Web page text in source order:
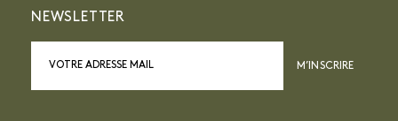
NEWSLETTER
M’INSCRIRE